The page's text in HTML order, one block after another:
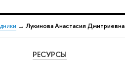
→ Лукинова Анастасия Дмитриевна
РЕСУРСЫ